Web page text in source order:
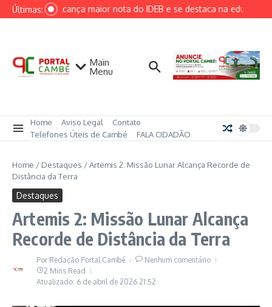
Ir para o conteúdo
Últimas:
Cambé alcança maior nota do IDEB e se destaca na educação
Main
Menu
Home Aviso Legal
Contato
Telefones Úteis de Cambé
FALA CIDADÃO
Home / Destaques /Artemis 2: Missão Lunar Alcança Recorde de
Distância da Terra
Destaques
Artemis 2: Missão Lunar Alcança
Recorde de Distância da Terra
Por Redação Portal Cambé
Nenhum comentário
2 Mins Read
Atualizado: 6 de abril de 2026 21:52